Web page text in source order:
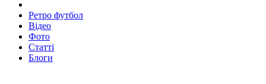
Ретро футбол
Відео
Фото
Статті
Блоги